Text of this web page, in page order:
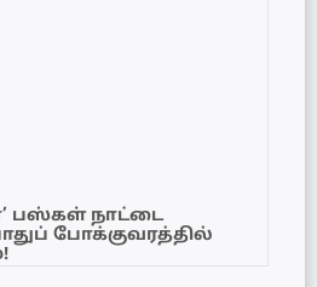
பஸ்கள் நாட்டை
போக்குவரத்தில்